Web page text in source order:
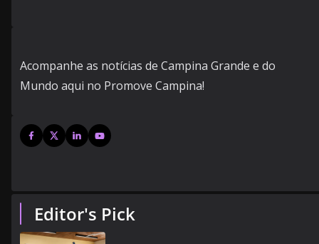
Acompanhe as notícias de Campina Grande e do
Mundo aqui no Promove Campina!
Editor's Pick